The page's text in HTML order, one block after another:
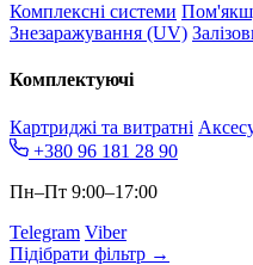
Комплексні системи
Знезаражування (UV)
Комплектуючі
Картриджі та витратні
+380 96 181 28 90
Пн–Пт 9:00–17:00
Telegram Viber
Підібрати фільтр →